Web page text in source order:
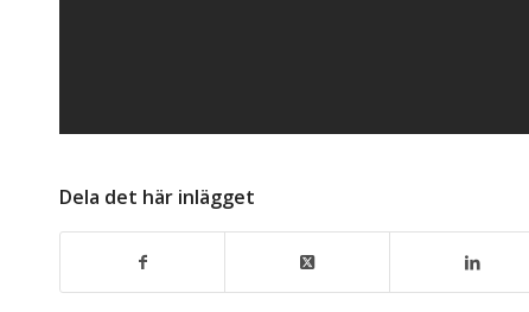
Dela det här inlägget